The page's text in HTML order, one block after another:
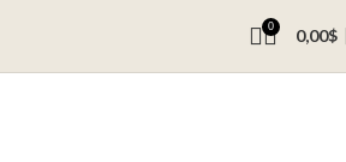
0 0,00$